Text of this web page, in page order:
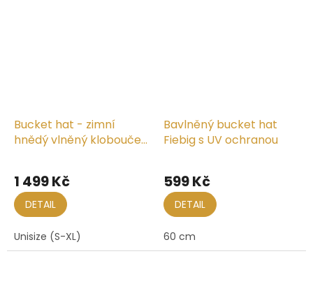
Bucket hat - zimní
hnědý vlněný klobouček
hodnocení
produktu
je
5,0
5
hvězdiček.
1 499 Kč
DETAIL
Unisize (S-XL)
Bavlněný bucket hat
Fiebig s UV ochranou
hodnocení
produktu
je
5,0
5
hvězdiček.
599 Kč
DETAIL
60 cm